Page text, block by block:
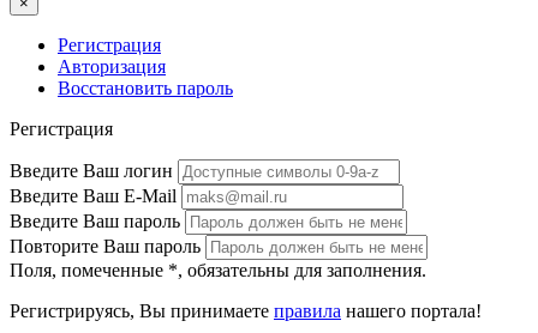
Регистрация
Авторизация
Восстановить пароль
Регистрация
Введите Ваш логин
Введите Ваш E-Mail
Введите Ваш пароль
Повторите Ваш пароль
Поля, помеченные *, обязательны для заполнения.
Регистрируясь, Вы принимаете правила нашего портала!